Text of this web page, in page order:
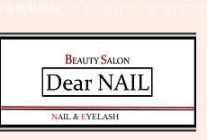
千葉県野田市のネイルサロン、まつげエ
​NAIL & EYELASH